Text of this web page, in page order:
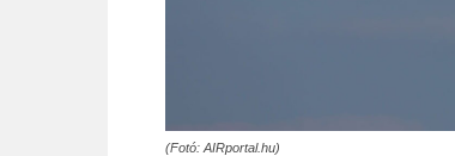
(Fotó: AIRportal.hu)